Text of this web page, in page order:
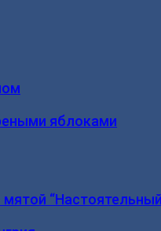
яблоками